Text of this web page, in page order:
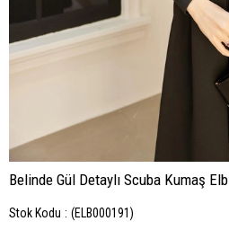
Belinde Gül Detaylı Scuba Kumaş
Stok Kodu (ELB000191)